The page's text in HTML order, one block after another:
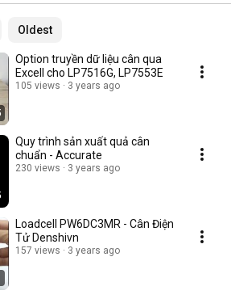
Oldest
Option truyền dữ liệu cân qua
Excell cho LP7516G, LP7553E
105 views 3 years ago
Quy trình sản xuất quả cân
chuẩn - Accurate
230 views 3 years ago
Loadcell PW6DC3MR - Cân Điện
Tử Denshivn
157 views 3 years ago